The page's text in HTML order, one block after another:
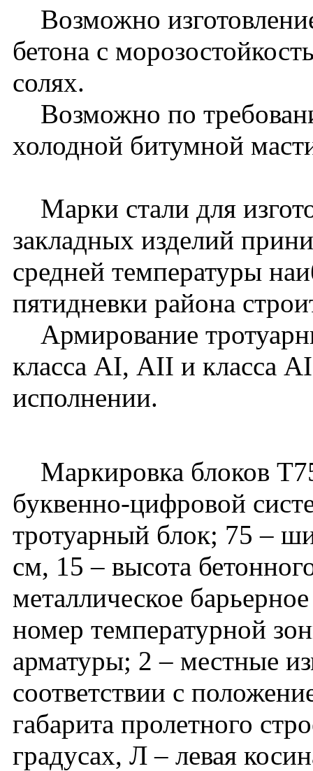
Возможно
бетона с
солях.
Возможно по
холодной битумной
Марки стали для
закладных изделий
средней температуры
пятидневки района
Армирование
класса АI, АII и класса
исполнении.
Маркировка блоков
буквенно-цифровой
тротуарный блок; 75 –
см, 15 – высота
металлическое
номер температурной
арматуры; 2 – местные
соответствии с
габарита пролетного
градусах, Л – левая